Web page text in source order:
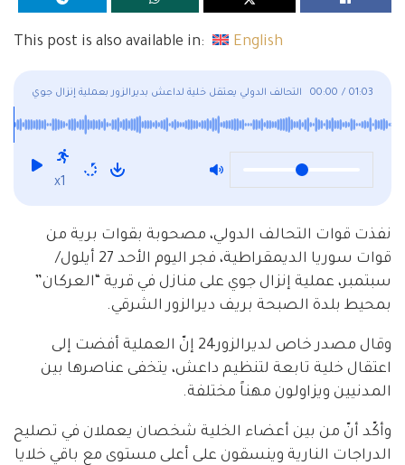
This post is also available in: English
التحالف الدولي يعتقل خلية لداعش بديرالزور بعملية إنزال جوي 00:00 / 01:03
x1
نفذت قوات التحالف الدولي، مصحوبة بقوات برية من
قوات سوريا الديمقراطية، فجر اليوم الأحد 27 أيلول/
سبتمبر، عملية إنزال جوي على منازل في قرية “العركان”
بمحيط بلدة الصبحة بريف ديرالزور الشرقي.
وقال مصدر خاص لديرالزور24 إنّ العملية أفضت إلى
اعتقال خلية تابعة لتنظيم داعش، يتخفى عناصرها بين
المدنيين ويزاولون مهناً مختلفة.
وأكّد أنّ من بين أعضاء الخلية شخصان يعملان في تصليح
الدراجات النارية وينسقون على أعلى مستوى مع باقي خلايا